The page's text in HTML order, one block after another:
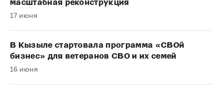
масштабная реконструкция
17 июня
В Кызыле стартовала программа «СВОй
бизнес» для ветеранов СВО и их семей
16 июня